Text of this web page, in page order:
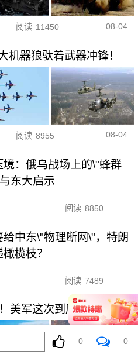
阅读 11450 08-04
机器狼驮着武器冲锋！
阅读 8955 08-04
境：俄乌战场上的\"蜂群
东大启示
阅读 8850
给中东\"物理断网\"，特朗
榄枝？
阅读 7489
美军这次到底输在哪
0 0